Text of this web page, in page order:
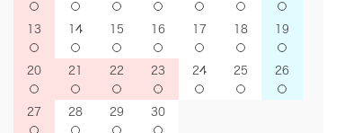
13 14 15 16 17 18 19
20 21 22 23 24 25 26
27 28 29 30